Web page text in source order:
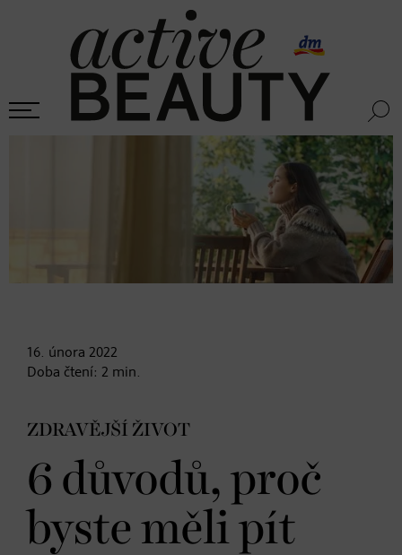
16. února 2022
Doba čtení: 2 min.
ZDRAVĚJŠÍ ŽIVOT
6 důvodů, proč
byste měli pít